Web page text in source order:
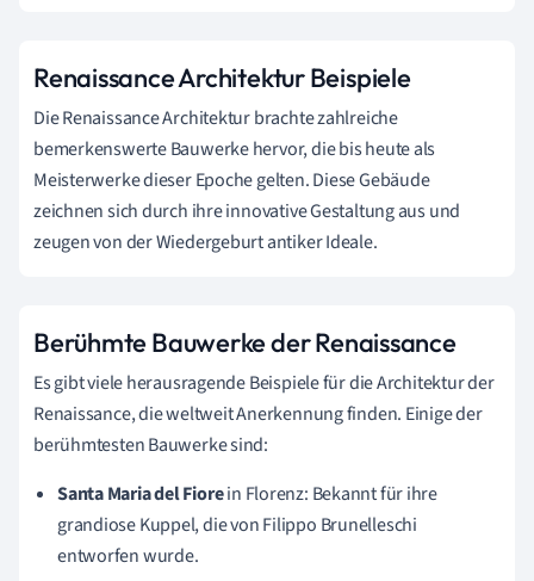
Renaissance Architektur Beispiele
Die Renaissance Architektur brachte zahlreiche
bemerkenswerte Bauwerke hervor, die bis heute als
Meisterwerke dieser Epoche gelten. Diese Gebäude
zeichnen sich durch ihre innovative Gestaltung aus und
zeugen von der Wiedergeburt antiker Ideale.
Berühmte Bauwerke der Renaissance
Es gibt viele herausragende Beispiele für die Architektur der
Renaissance, die weltweit Anerkennung finden. Einige der
berühmtesten Bauwerke sind:
Santa Maria del Fiorein Florenz: Bekannt für ihre
grandiose Kuppel, die von Filippo Brunelleschi
entworfen wurde.